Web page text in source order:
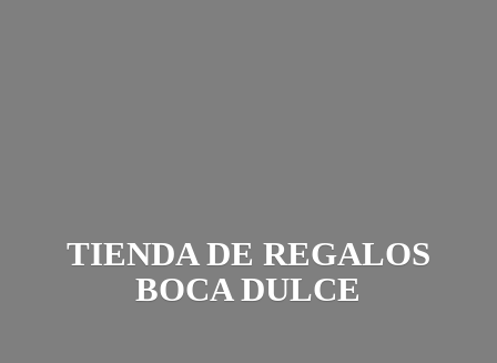
TIENDA DE REGALOS
BOCA DULCE